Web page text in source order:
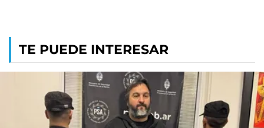
TE PUEDE INTERESAR